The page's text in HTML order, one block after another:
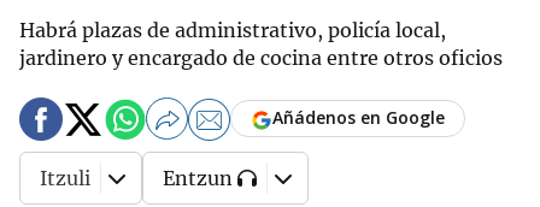
Habrá plazas de administrativo, policía local,
jardinero y encargado de cocina entre otros oficios
Añádenos en Google
Itzuli Entzun